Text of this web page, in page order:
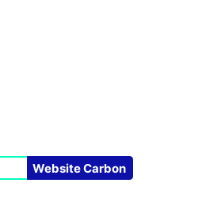
Website Carbon